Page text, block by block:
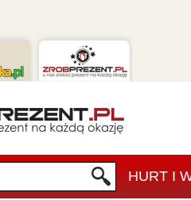
HURT I